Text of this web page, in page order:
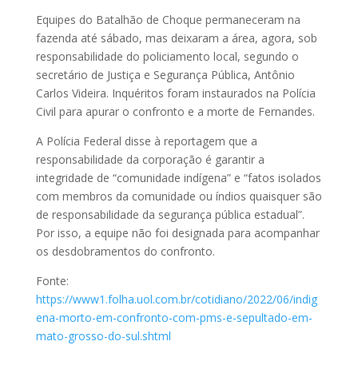
Equipes do Batalhão de Choque permaneceram na
fazenda até sábado, mas deixaram a área, agora, sob
responsabilidade do policiamento local, segundo o
secretário de Justiça e Segurança Pública, Antônio
Carlos Videira. Inquéritos foram instaurados na Polícia
Civil para apurar o confronto e a morte de Fernandes.
A Polícia Federal disse à reportagem que a
responsabilidade da corporação é garantir a
integridade de “comunidade indígena” e “fatos isolados
com membros da comunidade ou índios quaisquer são
de responsabilidade da segurança pública estadual”.
Por isso, a equipe não foi designada para acompanhar
os desdobramentos do confronto.
Fonte:
https://www1.folha.uol.com.br/cotidiano/2022/06/indig
ena-morto-em-confronto-com-pms-e-sepultado-em-
mato-grosso-do-sul.shtml